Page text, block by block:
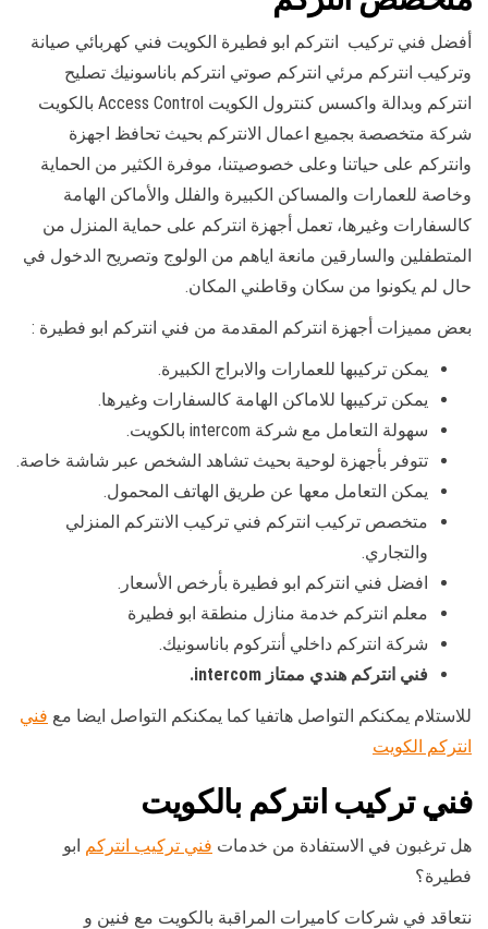
أفضل فني تركيب انتركم ابو فطيرة الكويت فني كهربائي صيانة
وتركيب انتركم مرئي انتركم صوتي انتركم باناسونيك تصليح
انتركم وبدالة واكسس كنترول الكويت Access Control بالكويت
شركة متخصصة بجميع اعمال الانتركم بحيث تحافظ اجهزة
وانتركم على حياتنا وعلى خصوصيتنا، موفرة الكثير من الحماية
وخاصة للعمارات والمساكن الكبيرة والفلل والأماكن الهامة
كالسفارات وغيرها، تعمل أجهزة انتركم على حماية المنزل من
المتطفلين والسارقين مانعة اياهم من الولوج وتصريح الدخول في
حال لم يكونوا من سكان وقاطني المكان.
بعض مميزات أجهزة انتركم المقدمة من فني انتركم ابو فطيرة :
يمكن تركيبها للعمارات والابراج الكبيرة.
يمكن تركيبها للاماكن الهامة كالسفارات وغيرها.
سهولة التعامل مع شركة intercom بالكويت.
تتوفر بأجهزة لوحية بحيث تشاهد الشخص عبر شاشة خاصة.
يمكن التعامل معها عن طريق الهاتف المحمول.
متخصص تركيب انتركم فني تركيب الانتركم المنزلي
والتجاري.
افضل فني انتركم ابو فطيرة بأرخص الأسعار.
معلم انتركم خدمة منازل منطقة ابو فطيرة
شركة انتركم داخلي أنتركوم باناسونيك.
فني انتركم هندي ممتاز intercom.
للاستلام يمكنكم التواصل هاتفيا كما يمكنكم التواصل ايضا مع فني
انتركم الكويت
فني تركيب انتركم بالكويت
هل ترغبون في الاستفادة من خدمات فني تركيب انتركم ابو
فطيرة؟
نتعاقد في شركات كاميرات المراقبة بالكويت مع فنين و